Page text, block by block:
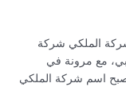
الملكي شركة
مع مرونة في
أصبح اسم شركة الملكي